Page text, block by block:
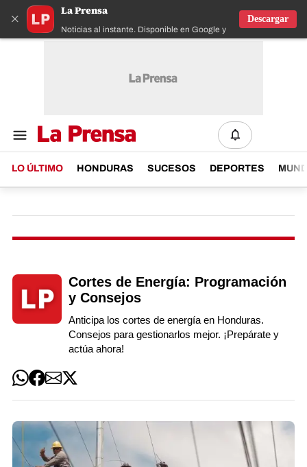
×
La Prensa
Noticias al instante. Disponible en Google y IOS
Descargar
LO ÚLTIMO HONDURAS SUCESOS DEPORTES
Cortes de Energía: Programación
y Consejos
Anticipa los cortes de energía en Honduras.
Consejos para gestionarlos mejor. ¡Prepárate y
actúa ahora!